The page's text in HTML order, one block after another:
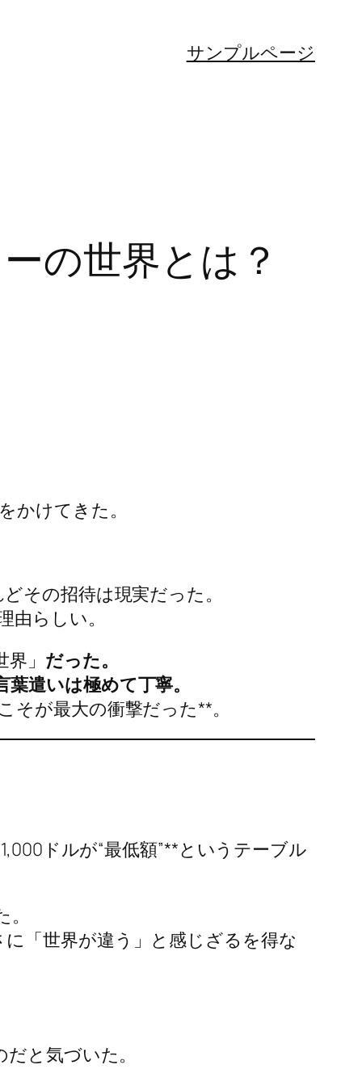
サンプルページ
の世界とは？
かけてきた。
その招待は現実だった。
らしい。
」 だった。
遣いは極めて丁寧。
そが最大の衝撃だった**。
ドルが“最低額”**というテーブル
「世界が違う」と感じざるを得な
と気づいた。